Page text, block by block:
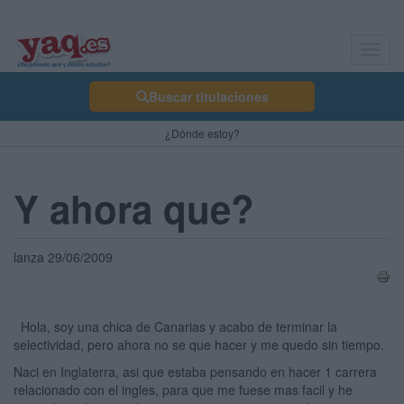
Buscar titulaciones
¿Dónde estoy?
Y ahora que?
lanza 29/06/2009
Hola, soy una chica de Canarias y acabo de terminar la
selectividad, pero ahora no se que hacer y me quedo sin tiempo.
Naci en Inglaterra, asi que estaba pensando en hacer 1 carrera
relacionado con el ingles, para que me fuese mas facil y he